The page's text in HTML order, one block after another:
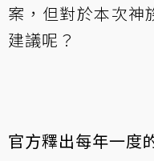
案，但對於本次神
建議呢？
官方釋出每年一度